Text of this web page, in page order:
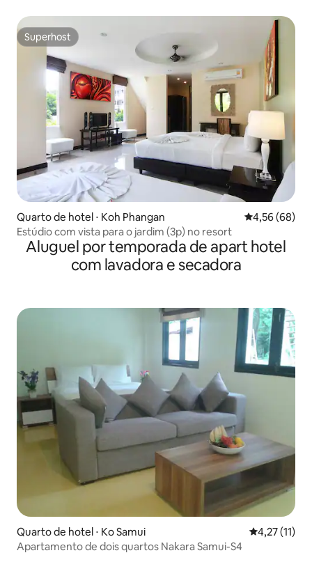
Superhost
Superhost
Quarto de hotel ⋅ Koh Phangan 4,56 de uma
4,56 (68)
Estúdio com vista para o jardim (3p) no resort
Aluguel por temporada de apart hotel
com lavadora e secadora
Quarto de hotel ⋅ Ko Samui 4,27 de uma
4,27 (11)
Apartamento de dois quartos Nakara Samui-S4